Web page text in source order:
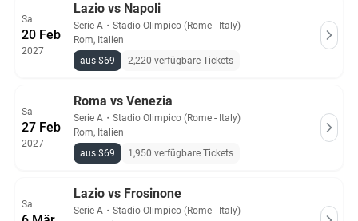
Sa
20 Feb
2027
Lazio vs Napoli
Serie A ・ Stadio Olimpico (Rome - Italy)
Rom, Italien
aus $69
2,220 verfügbare Tickets
Sa
27 Feb
2027
Roma vs Venezia
Serie A ・ Stadio Olimpico (Rome - Italy)
Rom, Italien
aus $69
1,950 verfügbare Tickets
Sa
Lazio vs Frosinone
Serie A ・ Stadio Olimpico (Rome - Italy)